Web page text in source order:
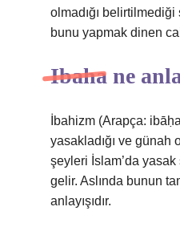
olmadığı
bunu yapmak dinen
Ibaha ne
İbahizm (Arapça:
yasakladığı ve günah
şeyleri İslam’da
gelir. Aslında bunun
anlayışıdır.